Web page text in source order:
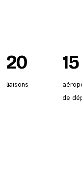
20
liaisons
15
de